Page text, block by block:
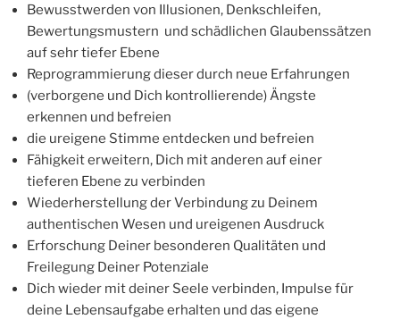
Bewusstwerden von Illusionen, Denkschleifen,
Bewertungsmustern und schädlichen Glaubenssätzen
auf sehr tiefer Ebene
Reprogrammierung dieser durch neue Erfahrungen
(verborgene und Dich kontrollierende) Ängste
erkennen und befreien
die ureigene Stimme entdecken und befreien
Fähigkeit erweitern, Dich mit anderen auf einer
tieferen Ebene zu verbinden
Wiederherstellung der Verbindung zu Deinem
authentischen Wesen und ureigenen Ausdruck
Erforschung Deiner besonderen Qualitäten und
Freilegung Deiner Potenziale
Dich wieder mit deiner Seele verbinden, Impulse für
deine Lebensaufgabe erhalten und das eigene